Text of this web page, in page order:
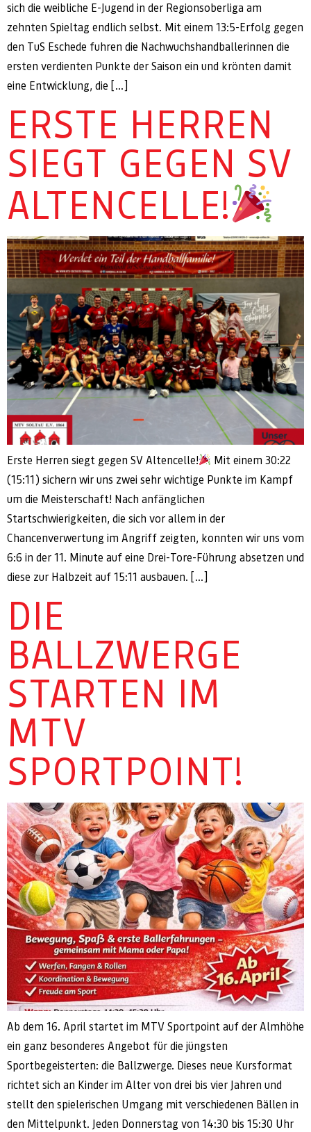
sich die weibliche E-Jugend in der Regionsoberliga am
zehnten Spieltag endlich selbst. Mit einem 13:5-Erfolg gegen
den TuS Eschede fuhren die Nachwuchshandballerinnen die
ersten verdienten Punkte der Saison ein und krönten damit
eine Entwicklung, die […]
ERSTE HERREN
SIEGT GEGEN SV
ALTENCELLE!
Erste Herren siegt gegen SV Altencelle!
Mit einem 30:22
(15:11) sichern wir uns zwei sehr wichtige Punkte im Kampf
um die Meisterschaft! Nach anfänglichen
Startschwierigkeiten, die sich vor allem in der
Chancenverwertung im Angriff zeigten, konnten wir uns vom
6:6 in der 11. Minute auf eine Drei-Tore-Führung absetzen und
diese zur Halbzeit auf 15:11 ausbauen. […]
DIE
BALLZWERGE
STARTEN IM
MTV
SPORTPOINT!
Ab dem 16. April startet im MTV Sportpoint auf der Almhöhe
ein ganz besonderes Angebot für die jüngsten
Sportbegeisterten: die Ballzwerge. Dieses neue Kursformat
richtet sich an Kinder im Alter von drei bis vier Jahren und
stellt den spielerischen Umgang mit verschiedenen Bällen in
den Mittelpunkt. Jeden Donnerstag von 14:30 bis 15:30 Uhr